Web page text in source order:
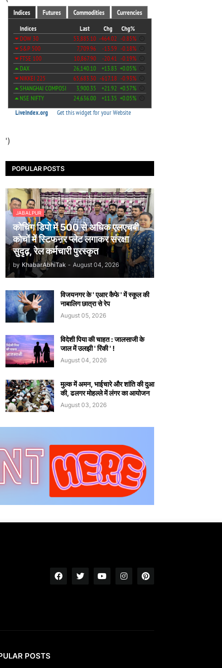
')
POPULAR POSTS
JABALPUR
कोचिंग डिपो में 500 से अधिक एलएचबी
कोचों में स्टिफऩर प्लेट लगाकर संरक्षा
सुदृढ़, रेल कर्मचारी पुरस्कृत
by KhabarAbhiTak - August 04, 2026
विजयनगर के ' एआर कैफे ' में स्कूल की
नाबालिग छात्रा से रेप
August 05, 2026
विदेशी पिया की चाहत : जालसाजी के
जाल में उलझी ' रिंकी ' !
August 04, 2026
मुल्क में अमन, भाईचारे और शांति की दुआ
की, ढलगर मोहल्ले में लंगर का आयोजन
August 03, 2026
POSTS